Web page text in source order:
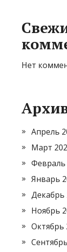
Нет
Апрель
Март
Февраль
Январь
Декабрь
Ноябрь
Октябрь